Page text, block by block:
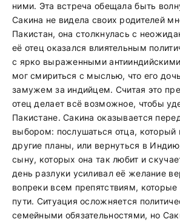
ними. Эта встреча обещала быть
Сакина не видела своих родителей
Пакистан, она столкнулась с
её отец оказался влиятельным
с ярко выраженными
мог смириться с мыслью, что его
замужем за индийцем. Считая это
отец делает всё возможное, чтобы
Пакистане. Сакина оказывается
выбором: послушаться отца, который
другие планы, или вернуться в
сыну, которых она так любит и
день разлуки усиливал её желание
вопреки всем препятствиям, которые
пути. Ситуация осложняется
семейными обязательностями, но